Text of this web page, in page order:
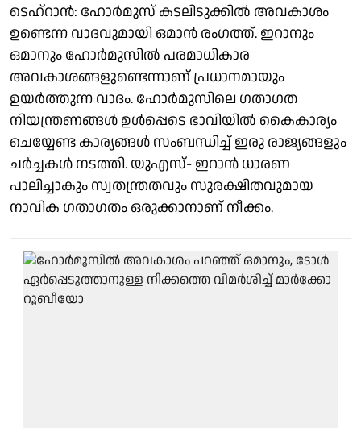
ടെഹ്റാൻ: ഹോർമുസ് കടലിടുക്കിൽ അവകാശം
ഉണ്ടെന്ന വാദവുമായി ഒമാൻ രംഗത്ത്. ഇറാനും
ഒമാനും ഹോർമുസിൽ പരമാധികാര
അവകാശങ്ങളുണ്ടെന്നാണ് പ്രധാനമായും
ഉയർത്തുന്ന വാദം. ഹോർമുസിലെ ഗതാഗത
നിയന്ത്രണങ്ങൾ ഉൾപ്പെടെ ഭാവിയിൽ കൈകാര്യം
ചെയ്യേണ്ട കാര്യങ്ങൾ സംബന്ധിച്ച് ഇരു രാജ്യങ്ങളും
ചർച്ചകൾ നടത്തി. യുഎസ്- ഇറാൻ ധാരണ
പാലിച്ചാകും സ്വതന്ത്രതവും സുരക്ഷിതവുമായ
നാവിക ഗതാഗതം ഒരുക്കാനാണ് നീക്കം.